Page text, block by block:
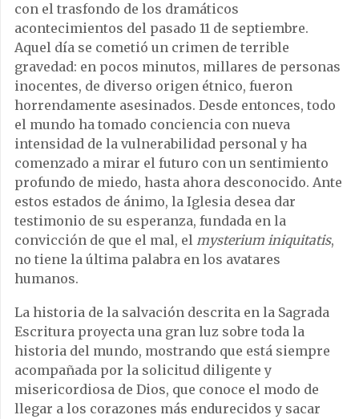
con el trasfondo de los dramáticos
acontecimientos del pasado 11 de septiembre.
Aquel día se cometió un crimen de terrible
gravedad: en pocos minutos, millares de personas
inocentes, de diverso origen étnico, fueron
horrendamente asesinados. Desde entonces, todo
el mundo ha tomado conciencia con nueva
intensidad de la vulnerabilidad personal y ha
comenzado a mirar el futuro con un sentimiento
profundo de miedo, hasta ahora desconocido. Ante
estos estados de ánimo, la Iglesia desea dar
testimonio de su esperanza, fundada en la
convicción de que el mal, el mysterium iniquitatis,
no tiene la última palabra en los avatares
humanos.
La historia de la salvación descrita en la Sagrada
Escritura proyecta una gran luz sobre toda la
historia del mundo, mostrando que está siempre
acompañada por la solicitud diligente y
misericordiosa de Dios, que conoce el modo de
llegar a los corazones más endurecidos y sacar